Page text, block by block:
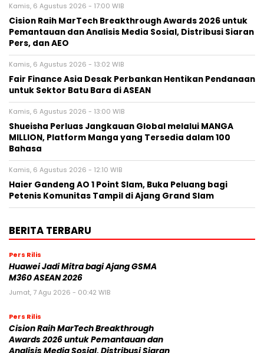
Kamis, 6 Agustus 2026 - 17:00 WIB
Cision Raih MarTech Breakthrough Awards 2026 untuk
Pemantauan dan Analisis Media Sosial, Distribusi Siaran
Pers, dan AEO
Kamis, 6 Agustus 2026 - 13:02 WIB
Fair Finance Asia Desak Perbankan Hentikan Pendanaan
untuk Sektor Batu Bara di ASEAN
Kamis, 6 Agustus 2026 - 13:00 WIB
Shueisha Perluas Jangkauan Global melalui MANGA
MILLION, Platform Manga yang Tersedia dalam 100
Bahasa
Kamis, 6 Agustus 2026 - 12:10 WIB
Haier Gandeng AO 1 Point Slam, Buka Peluang bagi
Petenis Komunitas Tampil di Ajang Grand Slam
BERITA TERBARU
Pers Rilis
Huawei Jadi Mitra bagi Ajang GSMA
M360 ASEAN 2026
Jumat, 7 Agu 2026 - 00:42 WIB
Pers Rilis
Cision Raih MarTech Breakthrough
Awards 2026 untuk Pemantauan dan